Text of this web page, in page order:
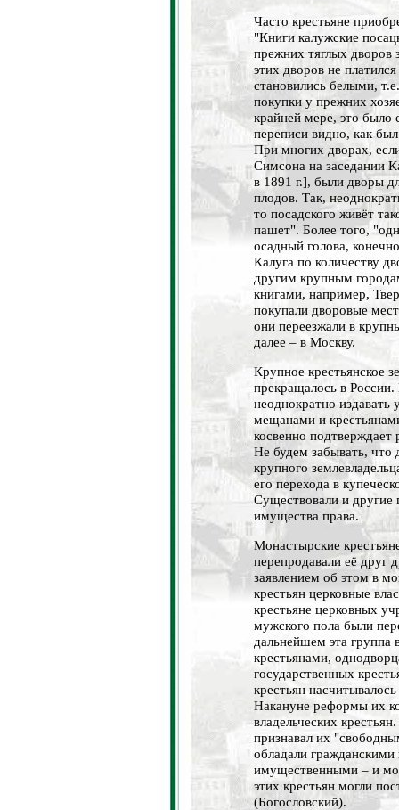
Часто крестьяне
"Книги калужские
прежних тяглых дворов
этих дворов не
становились белыми,
покупки у прежних
крайней мере, это было
переписи видно, как
При многих дворах,
Симсона на заседании
в 1891 г.], были дворы
плодов. Так,
то посадского живёт
пашет". Более того,
осадный голова,
Калуга по количеству
другим крупным
книгами, например,
покупали дворовые
они переезжали в
далее – в Москву.
Крупное крестьянское
прекращалось в
неоднократно издавать
мещанами и
косвенно подтверждает
Не будем забывать, что
крупного
его перехода в
Существовали и другие
имущества права.
Монастырские
перепродавали её друг
заявлением об этом в
крестьян церковные
крестьяне церковных
мужского пола были
дальнейшем эта группа
крестьянами,
государственных
крестьян
Накануне реформы их
владельческих
признавал их
обладали
имущественными – и
этих крестьян могли
(Богословский).